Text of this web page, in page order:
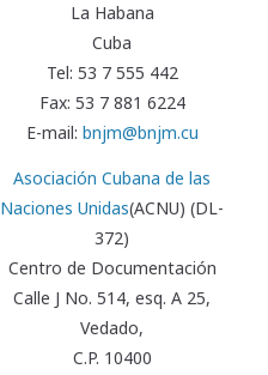
La Habana
Cuba
Tel: 53 7 555 442
Fax: 53 7 881 6224
E-mail: bnjm@bnjm.cu
Asociación Cubana de las
Naciones Unidas(ACNU) (DL-
372)
Centro de Documentación
Calle J No. 514, esq. A 25,
Vedado,
C.P. 10400